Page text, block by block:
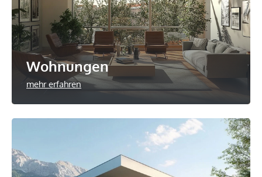
Wohnungen
mehr erfahren